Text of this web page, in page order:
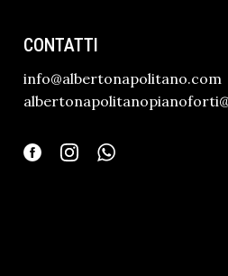
CONTATTI
info@albertonapolitano.com